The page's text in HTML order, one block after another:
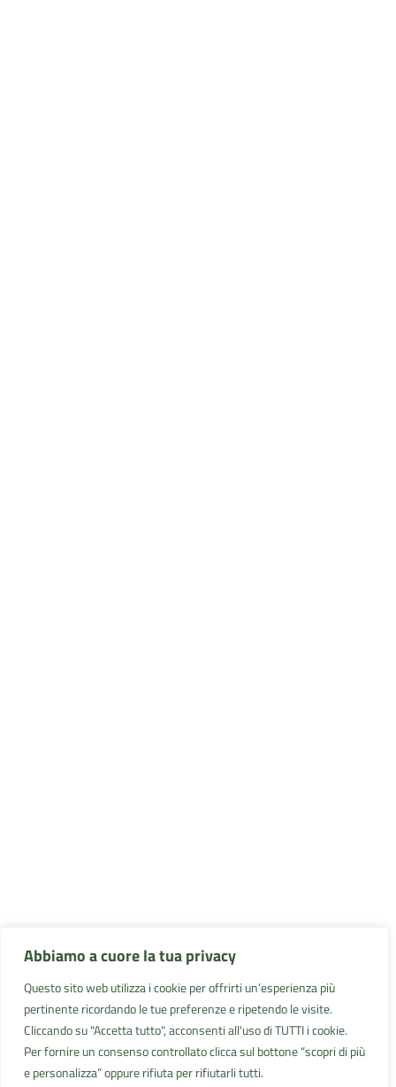
Abbiamo a cuore la tua privacy
Questo sito web utilizza i cookie per offrirti un’esperienza più
pertinente ricordando le tue preferenze e ripetendo le visite.
Cliccando su "Accetta tutto", acconsenti all'uso di TUTTI i cookie.
Per fornire un consenso controllato clicca sul bottone “scopri di più
e personalizza” oppure rifiuta per rifiutarli tutti.